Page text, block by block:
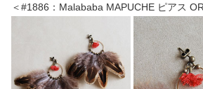
＜#1886：Malababa MAPUCHE ピアス